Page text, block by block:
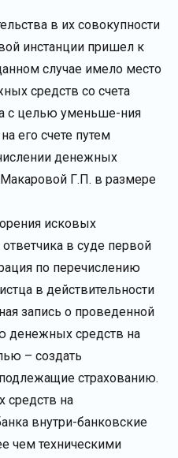
в их совокупности
инстанции пришел к
случае имело место
средств со счета
с целью уменьше-ния
его счете путем
денежных
Макаровой Г.П. в размере
исковых
в суде первой
по перечислению
в действительности
запись о проведенной
денежных средств на
– создать
страхованию.
средств на
внутри-банковские
чем техническими